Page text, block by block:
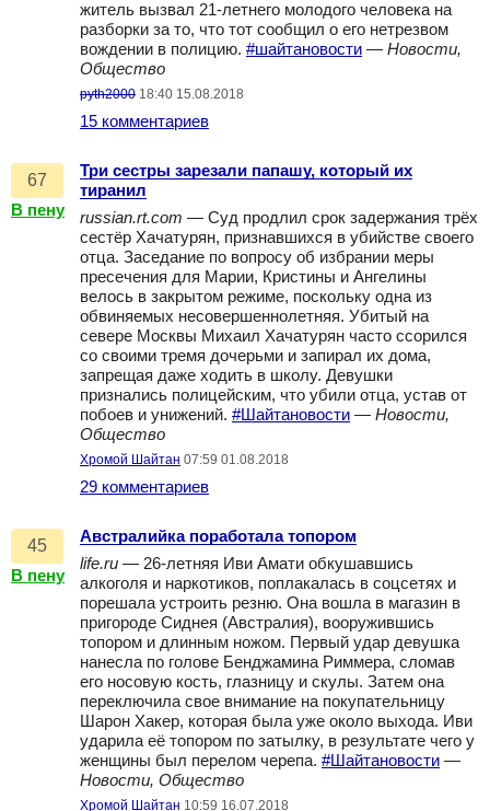
житель вызвал 21-летнего молодого человека на
разборки за то, что тот сообщил о его нетрезвом
вождении в полицию. #шайтановости — Новости,
Общество
pyth2000 18:40 15.08.2018
15 комментариев
67
В пену
Три сестры зарезали папашу, который их
тиранил
russian.rt.com — Суд продлил срок задержания трёх
сестёр Хачатурян, признавшихся в убийстве своего
отца. Заседание по вопросу об избрании меры
пресечения для Марии, Кристины и Ангелины
велось в закрытом режиме, поскольку одна из
обвиняемых несовершеннолетняя. Убитый на
севере Москвы Михаил Хачатурян часто ссорился
со своими тремя дочерьми и запирал их дома,
запрещая даже ходить в школу. Девушки
признались полицейским, что убили отца, устав от
побоев и унижений. #Шайтановости — Новости,
Общество
Хромой Шайтан 07:59 01.08.2018
29 комментариев
45
В пену
Австралийка поработала топором
life.ru — 26-летняя Иви Амати обкушавшись
алкоголя и наркотиков, поплакалась в соцсетях и
порешала устроить резню. Она вошла в магазин в
пригороде Сиднея (Австралия), вооружившись
топором и длинным ножом. Первый удар девушка
нанесла по голове Бенджамина Риммера, сломав
его носовую кость, глазницу и скулы. Затем она
переключила свое внимание на покупательницу
Шарон Хакер, которая была уже около выхода. Иви
ударила её топором по затылку, в результате чего у
женщины был перелом черепа. #Шайтановости —
Новости, Общество
Хромой Шайтан 10:59 16.07.2018